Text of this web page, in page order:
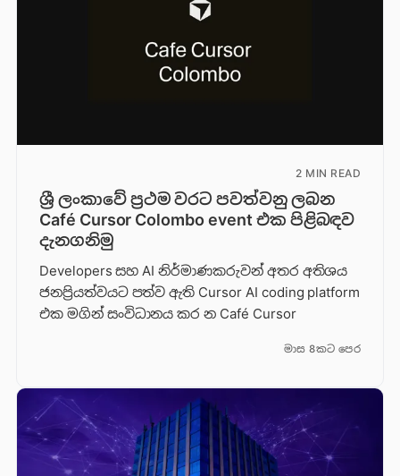
2 MIN READ
ශ්‍රී ලංකාවේ ප්‍රථම වරට පවත්වනු ලබන
Café Cursor Colombo event එක පිළිබඳව
දැනගනිමු
Developers සහ AI නිර්මාණකරුවන් අතර අතිශය
ජනප්‍රියත්වයට පත්ව ඇති Cursor AI coding platform
එක මගින් සංවිධානය කර න Café Cursor
මාස 8කට පෙර